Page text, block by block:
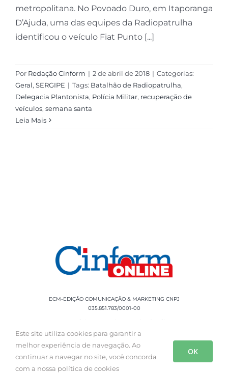
metropolitana. No Povoado Duro, em Itaporanga
D’Ajuda, uma das equipes da Radiopatrulha
identificou o veículo Fiat Punto [...]
Por Redação Cinform | 2 de abril de 2018 | Categorias:
Geral, SERGIPE | Tags: Batalhão de Radiopatrulha,
Delegacia Plantonista, Polícia Militar, recuperação de
veículos, semana santa
Leia Mais
ECM-EDIÇÃO COMUNICAÇÃO & MARKETING CNPJ
035.851.783/0001-00
Rua Sílvio Cesar Leite, 90 Salgado Filho -
Aracaju, SE, CEP: 49020-060 Fone: +55 79
Este site utiliza cookies para garantir a
melhor experiência de navegação. Ao
continuar a navegar no site, você concorda
com a nossa política de cookies
OK